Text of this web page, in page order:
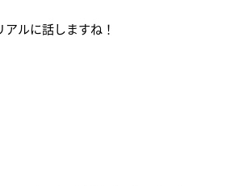
ルに話しますね！